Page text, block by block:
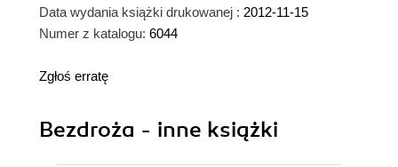
Data wydania książki drukowanej : 2012-11-15
Numer z katalogu: 6044
Zgłoś erratę
Bezdroża - inne książki